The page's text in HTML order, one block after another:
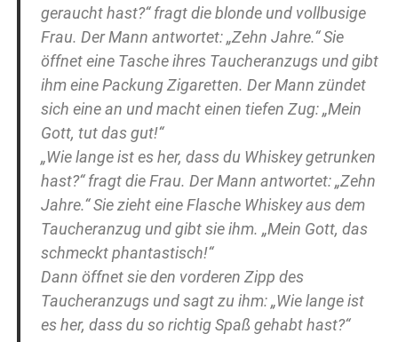
geraucht hast?“ fragt die blonde und vollbusige
Frau. Der Mann antwortet: „Zehn Jahre.“ Sie
öffnet eine Tasche ihres Taucheranzugs und gibt
ihm eine Packung Zigaretten. Der Mann zündet
sich eine an und macht einen tiefen Zug: „Mein
Gott, tut das gut!“
„Wie lange ist es her, dass du Whiskey getrunken
hast?“ fragt die Frau. Der Mann antwortet: „Zehn
Jahre.“ Sie zieht eine Flasche Whiskey aus dem
Taucheranzug und gibt sie ihm. „Mein Gott, das
schmeckt phantastisch!“
Dann öffnet sie den vorderen Zipp des
Taucheranzugs und sagt zu ihm: „Wie lange ist
es her, dass du so richtig Spaß gehabt hast?“